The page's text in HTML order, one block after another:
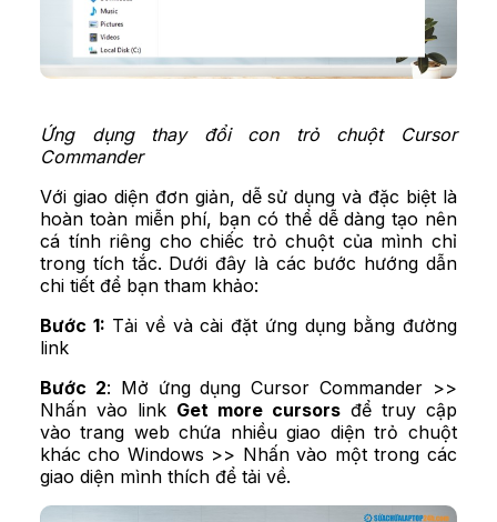
Ứng dụng thay đổi con trỏ chuột Cursor
Commander
Với giao diện đơn giản, dễ sử dụng và đặc biệt là
hoàn toàn miễn phí, bạn có thể dễ dàng tạo nên
cá tính riêng cho chiếc trỏ chuột của mình chỉ
trong tích tắc. Dưới đây là các bước hướng dẫn
chi tiết để bạn tham khảo:
Bước 1: Tải về và cài đặt ứng dụng bằng đường
link
Bước 2: Mở ứng dụng Cursor Commander >>
Nhấn vào link Get more cursors để truy cập
vào trang web chứa nhiều giao diện trỏ chuột
khác cho Windows >> Nhấn vào một trong các
giao diện mình thích để tải về.